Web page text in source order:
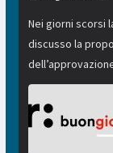
Nei giorni scorsi
discusso la